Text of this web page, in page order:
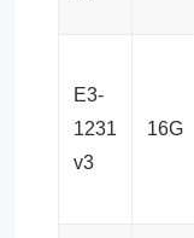
E3-
1231
v3
16G